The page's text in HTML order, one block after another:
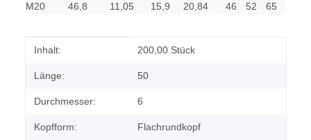
M20
46,8 11,05 15,9 20,84 46 52 65
Produkteigenschaft
Wert
Inhalt: 200,00 Stück
Länge: 50
Durchmesser: 6
Kopfform: Flachrundkopf